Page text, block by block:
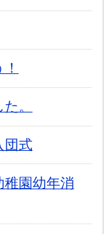
。
団式
園幼年消